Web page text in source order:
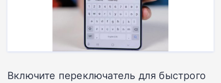
Включите переключатель для быстрого